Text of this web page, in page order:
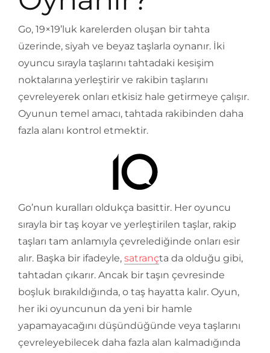
Go, 19×19’luk karelerden oluşan bir tahta
üzerinde, siyah ve beyaz taşlarla oynanır. İki
oyuncu sırayla taşlarını tahtadaki kesişim
noktalarına yerleştirir ve rakibin taşlarını
çevreleyerek onları etkisiz hale getirmeye çalışır.
Oyunun temel amacı, tahtada rakibinden daha
fazla alanı kontrol etmektir.
Go’nun kuralları oldukça basittir. Her oyuncu
sırayla bir taş koyar ve yerleştirilen taşlar, rakip
taşları tam anlamıyla çevrelediğinde onları esir
alır. Başka bir ifadeyle, satrançta da olduğu gibi,
tahtadan çıkarır. Ancak bir taşın çevresinde
boşluk bırakıldığında, o taş hayatta kalır. Oyun,
her iki oyuncunun da yeni bir hamle
yapamayacağını düşündüğünde veya taşlarını
çevreleyebilecek daha fazla alan kalmadığında